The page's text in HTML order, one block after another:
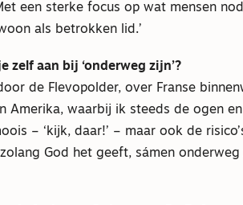
een sterke focus op wat mensen
als betrokken lid.’
zelf aan bij ‘onderweg zijn’?
de Flevopolder, over Franse
Amerika, waarbij ik steeds de ogen
– ‘kijk, daar!’ – maar ook de
God het geeft, sámen